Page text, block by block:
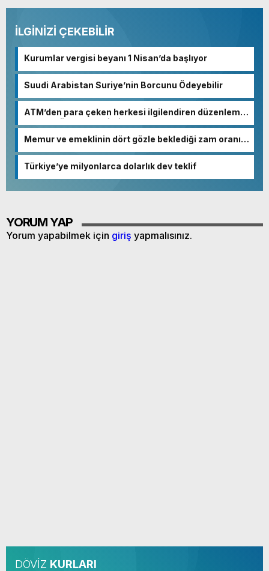
İLGİNİZİ ÇEKEBİLİR
Kurumlar vergisi beyanı 1 Nisan’da başlıyor
Suudi Arabistan Suriye’nin Borcunu Ödeyebilir
ATM’den para çeken herkesi ilgilendiren düzenleme!
Sayılar tümden değişti
Memur ve emeklinin dört gözle beklediği zam oranı
Türkiye’ye milyonlarca dolarlık dev teklif
YORUM YAP
Yorum yapabilmek için giriş yapmalısınız.
DÖVİZ KURLARI